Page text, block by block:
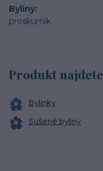
Byliny
proskurník
Produkt najdete
Bylinky
Sušené byliny